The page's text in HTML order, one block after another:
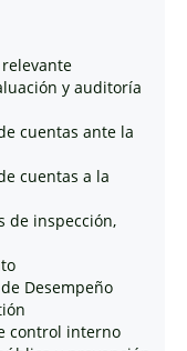
y auditoría
cuentas ante la
cuentas a la
de inspección,
Desempeño
control interno